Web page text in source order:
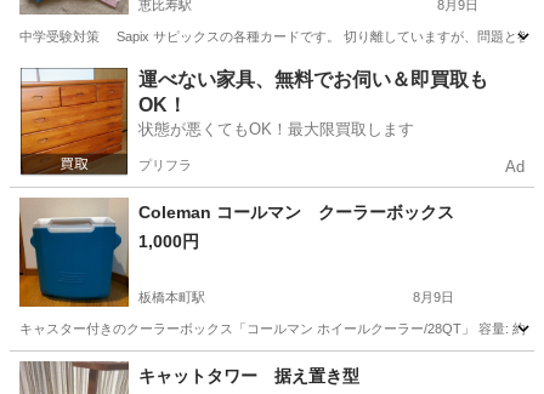
恵比寿駅 8月9日
中学受験対策 Sapix サピックスの各種カードです。 切り離していますが、問題と答
東京 渋谷区 恵比寿駅 その他
運べない家具、無料でお伺い＆即買取も
OK！
状態が悪くてもOK！最大限買取します
プリフラ Ad
Coleman コールマン クーラーボックス
1,000円
板橋本町駅 8月9日
キャスター付きのクーラーボックス「コールマン ホイールクーラー/28QT」 容量: 約
東京 北区 板橋本町駅
キャットタワー 据え置き型